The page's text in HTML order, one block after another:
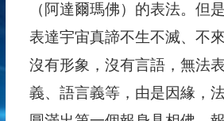
（阿達爾瑪佛）的表法。但
表達宇宙真諦不生不滅、不
沒有形象，沒有言語，無法
義、語言義等，由是因緣，